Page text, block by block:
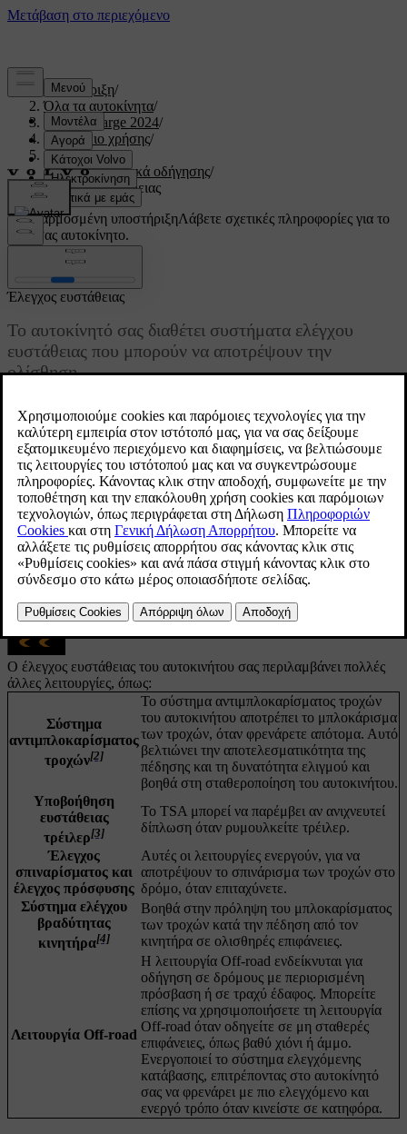
Υποστήριξη/
Όλα τα αυτοκίνητα/
C40 Recharge 2024/
Εγχειρίδιο χρήσης/
Οδήγηση/
Χαρακτηριστικά οδήγησης/
Έλεγχος ευστάθειας
Προσαρμοσμένη υποστήριξηΛάβετε σχετικές πληροφορίες για το
δικό σας αυτοκίνητο.
Έλεγχος ευστάθειας
Το αυτοκίνητό σας διαθέτει συστήματα ελέγχου
ευστάθειας που μπορούν να αποτρέψουν την
ολίσθηση.
Ηλεκτρονικός έλεγχος ευστάθειας
Ο ηλεκτρονικός έλεγχος ευστάθειας[1]αποτελείται από διάφορες
επιμέρους λειτουργίες που μπορούν να ενεργοποιούν αυτόματα τα
φρένα του αυτοκινήτου σας για να αποτρέψουν την ολίσθησή του
όταν ανιχνευτεί απώλεια πρόσφυσης ή ελέγχου του τιμονιού. Για να
γίνει αυτό, το ESC εφαρμόζει τα φρένα σε κάθε τροχό
μεμονωμένα. Όταν επενεργεί αυτή η παρέμβαση, το σύμβολο του
ESC αναβοσβήνει στην οθόνη του οδηγού.
Ο έλεγχος ευστάθειας του αυτοκινήτου σας περιλαμβάνει πολλές
άλλες λειτουργίες, όπως:
Σύστημα
αντιμπλοκαρίσματος
τροχών[2]
Το σύστημα αντιμπλοκαρίσματος τροχών
του αυτοκινήτου αποτρέπει το μπλοκάρισμα
των τροχών, όταν φρενάρετε απότομα. Αυτό
βελτιώνει την αποτελεσματικότητα της
πέδησης και τη δυνατότητα ελιγμού και
βοηθά στη σταθεροποίηση του αυτοκινήτου.
Υποβoήθηση
ευστάθειας
τρέιλερ[3]
Το TSA μπορεί να παρέμβει αν ανιχνευτεί
δίπλωση όταν ρυμουλκείτε τρέιλερ.
Έλεγχος
σπιναρίσματος και
έλεγχος πρόσφυσης
Αυτές οι λειτουργίες ενεργούν, για να
αποτρέψουν το σπινάρισμα των τροχών στο
δρόμο, όταν επιταχύνετε.
Σύστημα ελέγχου
βραδύτητας
κινητήρα[4]
Βοηθά στην πρόληψη του μπλοκαρίσματος
των τροχών κατά την πέδηση από τον
κινητήρα σε ολισθηρές επιφάνειες.
Λειτουργία Off-road
Η λειτουργία Off-road ενδείκνυται για
οδήγηση σε δρόμους με περιορισμένη
πρόσβαση ή σε τραχύ έδαφος. Μπορείτε
επίσης να χρησιμοποιήσετε τη λειτουργία
Off-road όταν οδηγείτε σε μη σταθερές
επιφάνειες, όπως βαθύ χιόνι ή άμμο.
Ενεργοποιεί το σύστημα ελεγχόμενης
κατάβασης, επιτρέποντας στο αυτοκίνητό
σας να φρενάρει με πιο ελεγχόμενο και
ενεργό τρόπο όταν κινείστε σε κατηφόρα.